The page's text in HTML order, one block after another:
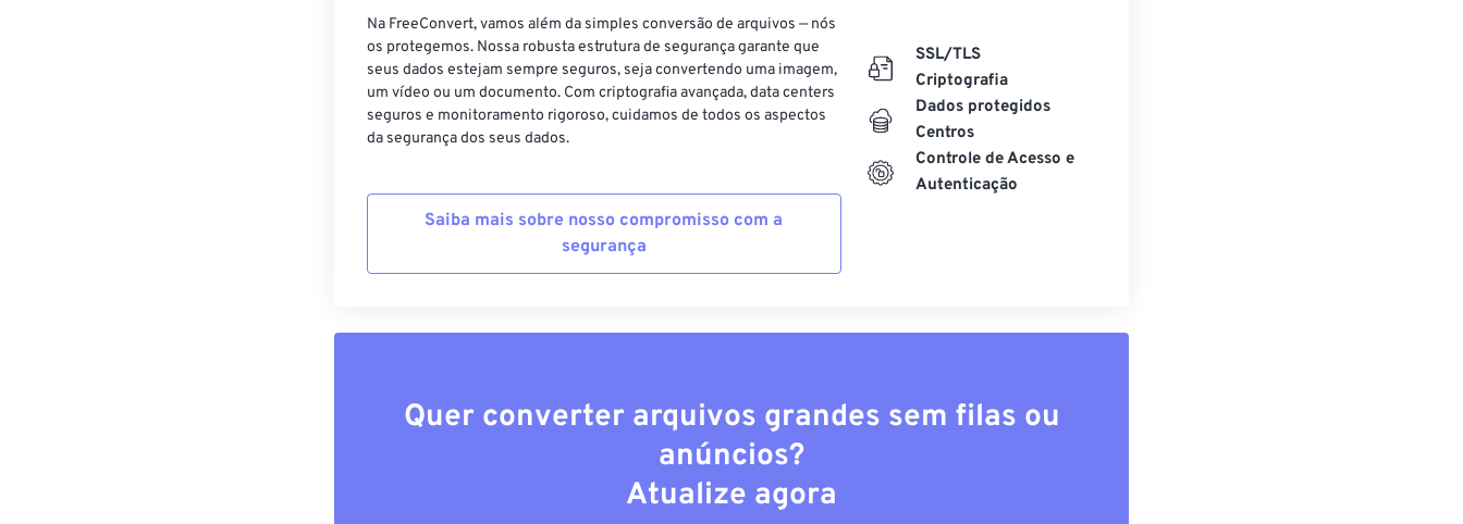
Na FreeConvert, vamos além da simples conversão de arquivos — nós
os protegemos. Nossa robusta estrutura de segurança garante que
seus dados estejam sempre seguros, seja convertendo uma imagem,
um vídeo ou um documento. Com criptografia avançada, data centers
seguros e monitoramento rigoroso, cuidamos de todos os aspectos
da segurança dos seus dados.
Saiba mais sobre nosso compromisso com a
segurança
SSL/TLS
Criptografia
Dados protegidos
Centros
Controle de Acesso e
Autenticação
Quer converter arquivos grandes sem filas ou
anúncios?
Atualize agora